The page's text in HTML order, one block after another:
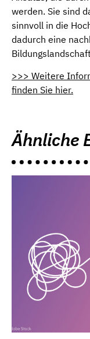
werden. Sie sind
sinnvoll in die
dadurch eine
>>> Weitere
finden Sie hier.
Ähnliche